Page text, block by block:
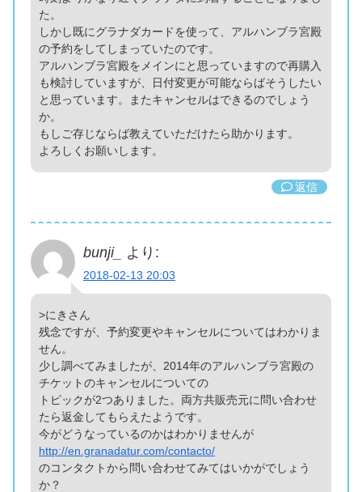
た。
しかし既にグラナダカードを使って、アルハンブラ宮殿
の予約をしてしまっていたのです。
アルハンブラ宮殿をメインにと思っていますので再購入
も検討していますが、日付変更が可能ならばそうしたい
と思っています。またキャンセルはできるのでしょう
か。
もしご存じならば教えていただけたら助かります。
よろしくお願いします。
返信
bunji_ より:
2018-02-13 20:03
>にきさん
残念ですが、予約変更やキャンセルについてはわかりま
せん。
少し調べてみましたが、2014年のアルハンブラ宮殿の
チケットのキャンセルについての
トピックが2つありました。両方共販売元に問い合わせ
たら返金してもらえたようです。
今がどうなっているのかはわかりませんが
http://en.granadatur.com/contacto/
のコンタクトから問い合わせてみてはいかがでしょう
か？